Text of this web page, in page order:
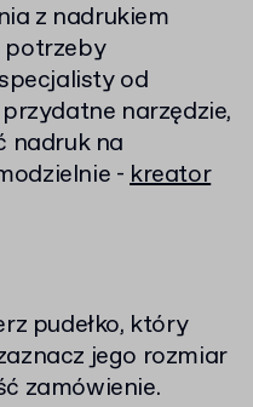
z nadrukiem
potrzeby
od
narzędzie,
nadruk na
-kreator
pudełko, który
jego rozmiar
zamówienie.